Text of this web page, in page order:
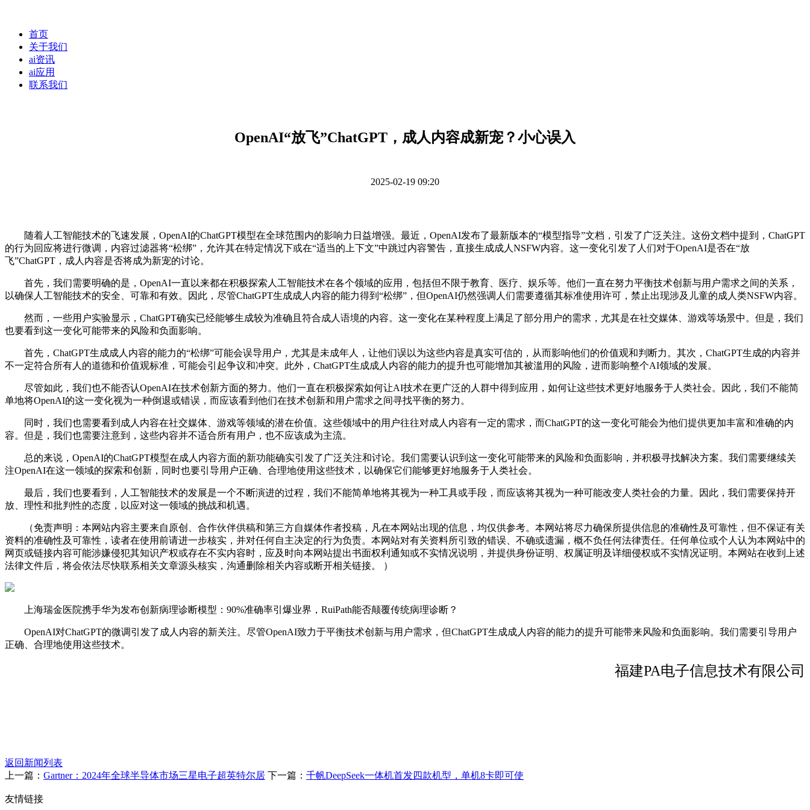
首页
关于我们
ai资讯
ai应用
联系我们
OpenAI“放飞”ChatGPT，成人内容成新宠？小心误入
2025-02-19 09:20
随着人工智能技术的飞速发展，OpenAI的ChatGPT模型在全球范围内的影响力日益增强。最近，OpenAI发布了最新版本的“模型指导”文档，引发了广泛关注。这份文档中提到，ChatGPT
的行为回应将进行微调，内容过滤器将“松绑”，允许其在特定情况下或在“适当的上下文”中跳过内容警告，直接生成成人NSFW内容。这一变化引发了人们对于OpenAI是否在“放
飞”ChatGPT，成人内容是否将成为新宠的讨论。
首先，我们需要明确的是，OpenAI一直以来都在积极探索人工智能技术在各个领域的应用，包括但不限于教育、医疗、娱乐等。他们一直在努力平衡技术创新与用户需求之间的关系，
以确保人工智能技术的安全、可靠和有效。因此，尽管ChatGPT生成成人内容的能力得到“松绑”，但OpenAI仍然强调人们需要遵循其标准使用许可，禁止出现涉及儿童的成人类NSFW内容。
然而，一些用户实验显示，ChatGPT确实已经能够生成较为准确且符合成人语境的内容。这一变化在某种程度上满足了部分用户的需求，尤其是在社交媒体、游戏等场景中。但是，我们
也要看到这一变化可能带来的风险和负面影响。
首先，ChatGPT生成成人内容的能力的“松绑”可能会误导用户，尤其是未成年人，让他们误以为这些内容是真实可信的，从而影响他们的价值观和判断力。其次，ChatGPT生成的内容并
不一定符合所有人的道德和价值观标准，可能会引起争议和冲突。此外，ChatGPT生成成人内容的能力的提升也可能增加其被滥用的风险，进而影响整个AI领域的发展。
尽管如此，我们也不能否认OpenAI在技术创新方面的努力。他们一直在积极探索如何让AI技术在更广泛的人群中得到应用，如何让这些技术更好地服务于人类社会。因此，我们不能简
单地将OpenAI的这一变化视为一种倒退或错误，而应该看到他们在技术创新和用户需求之间寻找平衡的努力。
同时，我们也需要看到成人内容在社交媒体、游戏等领域的潜在价值。这些领域中的用户往往对成人内容有一定的需求，而ChatGPT的这一变化可能会为他们提供更加丰富和准确的内
容。但是，我们也需要注意到，这些内容并不适合所有用户，也不应该成为主流。
总的来说，OpenAI的ChatGPT模型在成人内容方面的新功能确实引发了广泛关注和讨论。我们需要认识到这一变化可能带来的风险和负面影响，并积极寻找解决方案。我们需要继续关
注OpenAI在这一领域的探索和创新，同时也要引导用户正确、合理地使用这些技术，以确保它们能够更好地服务于人类社会。
最后，我们也要看到，人工智能技术的发展是一个不断演进的过程，我们不能简单地将其视为一种工具或手段，而应该将其视为一种可能改变人类社会的力量。因此，我们需要保持开
放、理性和批判性的态度，以应对这一领域的挑战和机遇。
（免责声明：本网站内容主要来自原创、合作伙伴供稿和第三方自媒体作者投稿，凡在本网站出现的信息，均仅供参考。本网站将尽力确保所提供信息的准确性及可靠性，但不保证有关
资料的准确性及可靠性，读者在使用前请进一步核实，并对任何自主决定的行为负责。本网站对有关资料所引致的错误、不确或遗漏，概不负任何法律责任。任何单位或个人认为本网站中的
网页或链接内容可能涉嫌侵犯其知识产权或存在不实内容时，应及时向本网站提出书面权利通知或不实情况说明，并提供身份证明、权属证明及详细侵权或不实情况证明。本网站在收到上述
法律文件后，将会依法尽快联系相关文章源头核实，沟通删除相关内容或断开相关链接。 ）
上海瑞金医院携手华为发布创新病理诊断模型：90%准确率引爆业界，RuiPath能否颠覆传统病理诊断？
OpenAI对ChatGPT的微调引发了成人内容的新关注。尽管OpenAI致力于平衡技术创新与用户需求，但ChatGPT生成成人内容的能力的提升可能带来风险和负面影响。我们需要引导用户
正确、合理地使用这些技术。
福建PA电子信息技术有限公司
返回新闻列表
上一篇： Gartner：2024年全球半导体市场三星电子超英特尔居 下一篇： 千帆DeepSeek一体机首发四款机型，单机8卡即可使
友情链接